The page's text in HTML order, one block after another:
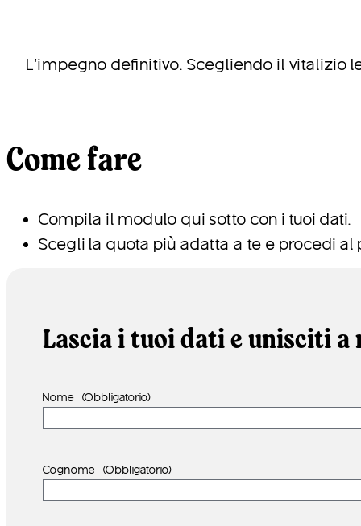
L’impegno definitivo. Scegliendo il vitalizio
Come fare
Compila il modulo qui sotto con i tuoi dati.
Scegli la quota più adatta a te e procedi al
Lascia i tuoi dati e unisciti a
Nome (Obbligatorio)
Cognome (Obbligatorio)